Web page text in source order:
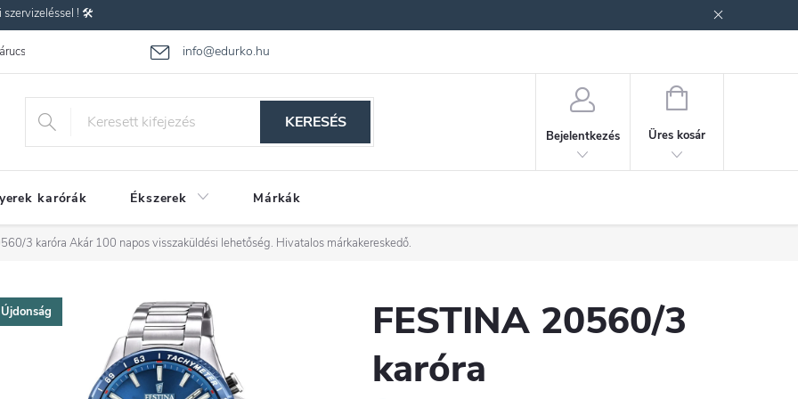
szervizeléssel ! 🛠️
info@edurko.hu
Gyakran ismételt kérdések
KERESÉS
Bejelentkezés
KOSÁR
Üres kosár
karórák Ékszerek Márkák
3 karóra Akár 100 napos visszaküldési lehetőség. Hivatalos márkakereskedő.
Újdonság
FESTINA 20560/3
karóra